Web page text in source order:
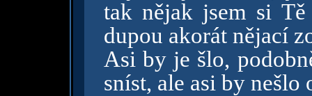
tak nějak jsem si
dupou akorát nějací
Asi by je šlo,
sníst, ale asi by